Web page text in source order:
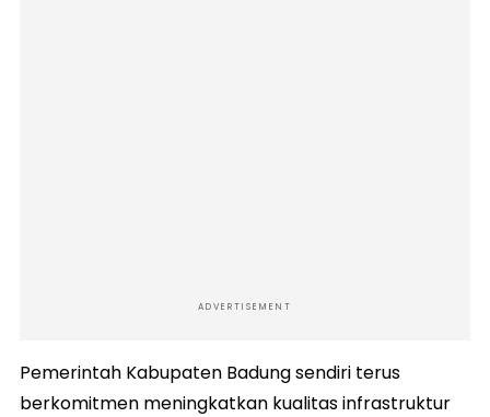
ADVERTISEMENT
Pemerintah Kabupaten Badung sendiri terus
berkomitmen meningkatkan kualitas infrastruktur